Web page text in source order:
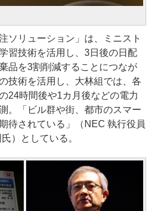
ソリューション」は、ミニスト
習技術を活用し、3日後の日配
品を3割削減することにつなが
技術を活用し、大林組では、各
24時間後や1カ月後などの電力
。「ビル群や街、都市のスマー
待されている」（NEC 執行役員
）としている。